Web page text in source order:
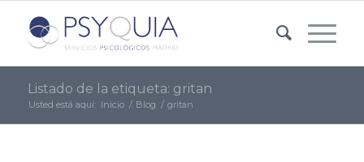
Listado de la etiqueta: gritan
Usted está aquí: Inicio / Blog / gritan